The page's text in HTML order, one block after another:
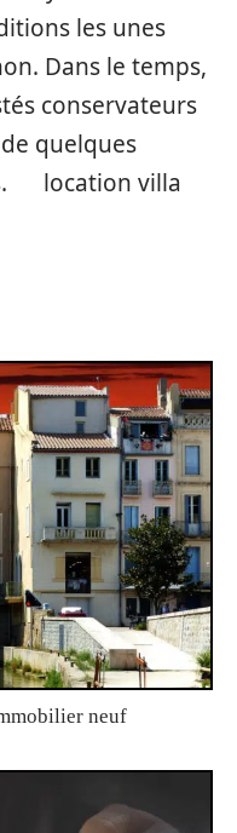
les unes
Dans le temps,
conservateurs
quelques
location villa
neuf